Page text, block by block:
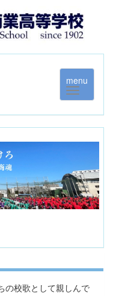
menu
の校歌として親しんで